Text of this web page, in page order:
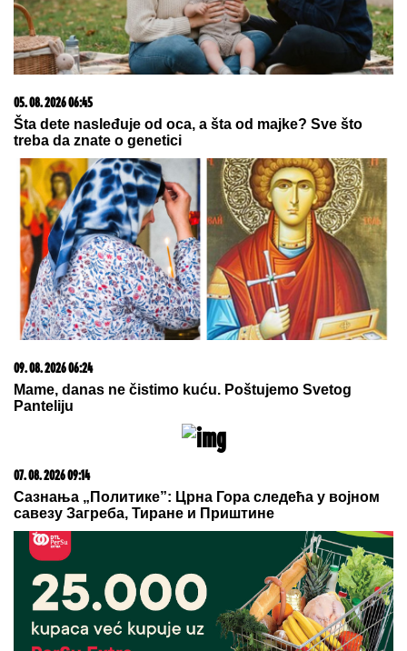
"UVUKAO ME U ŽBUNJE,tu je počela BORBA ZA
ŽIVOT!" Pevačica je doživela jezivu traumu:
"Njegove ruke su od dole došle ka mom vratu"
poslao previše, a ona sve snimila i
sad ga drži u šaci
Nizala skandale u Zadruzi, bila sa
Filipom Đukićem, pa nestala! Rodila
ćerku i potpuno promenila izgled!
(FOTO)
by Aklamator
09. 08. 2026 11:54
Ana Ivanović ovo sprema za ručak: Zdravo, ukusno i
brzo